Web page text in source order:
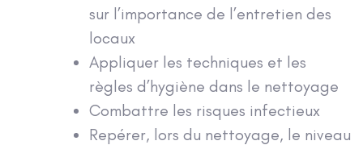
sur l’importance de l’entretien des
locaux
Appliquer les techniques et les
règles d’hygiène dans le nettoyage
Combattre les risques infectieux
Repérer, lors du nettoyage, le niveau